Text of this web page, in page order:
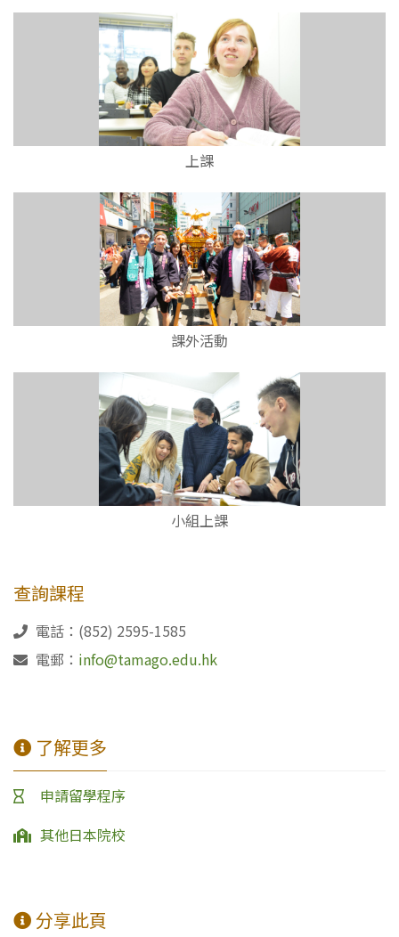
上課
課外活動
小組上課
查詢課程
電話：(852) 2595-1585
電郵： info@tamago.edu.hk
了解更多
申請留學程序
其他日本院校
分享此頁